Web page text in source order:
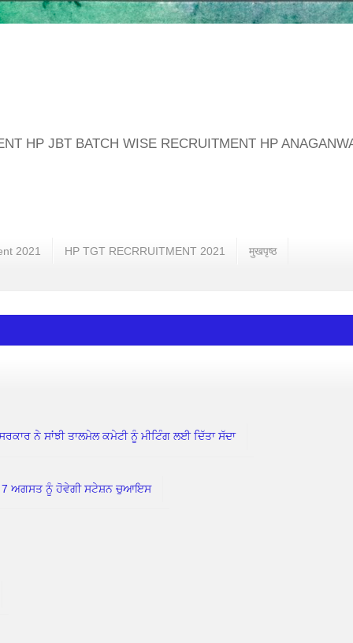
HP JBT BATCH WISE RECRUITMENT HP
2021 HP TGT RECRRUITMENT 2021 मुखपृष्ठ
ਨੇ ਸਾਂਝੀ ਤਾਲਮੇਲ ਕਮੇਟੀ ਨੂੰ ਮੀਟਿੰਗ ਲਈ ਦਿੱਤਾ ਸੱਦਾ
7 ਅਗਸਤ ਨੂੰ ਹੋਵੇਗੀ ਸਟੇਸ਼ਨ ਚੁਆਇਸ